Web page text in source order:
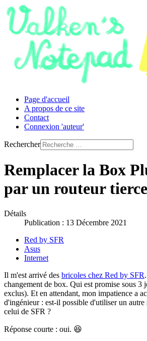
Page d'accueil
A propos de ce site
Contact
Connexion 'auteur'
Rechercher
Remplacer la Box
par un routeur
Détails
Publication : 13 Décembre 2021
Red by SFR
Asus
Internet
Il m'est arrivé des bricoles chez Red by SFR
changement de box. Qui est promise sous 3
exclus). Et en attendant, mon impatience a
d'ingénieur : est-il possible d'utiliser un autre
celui de SFR ?
Réponse courte : oui. 😆